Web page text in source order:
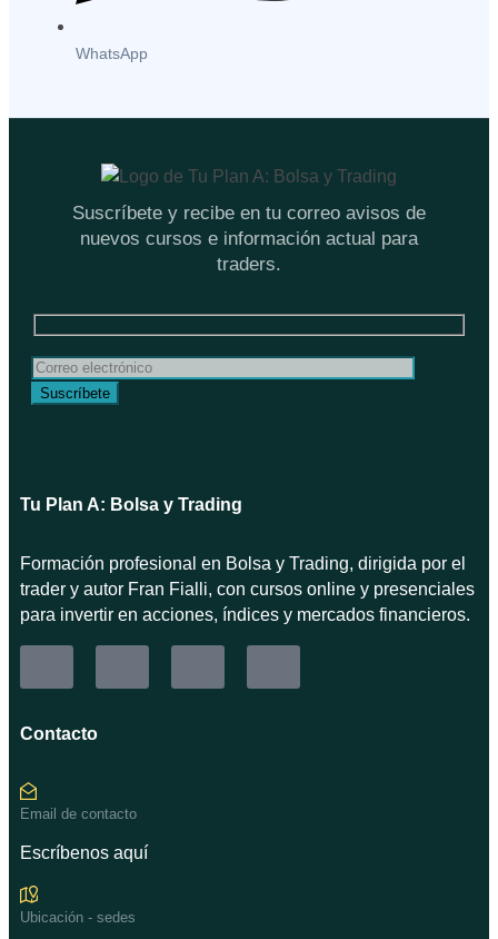
WhatsApp
Suscríbete y recibe en tu correo avisos de
nuevos cursos e información actual para
traders.
Tu Plan A: Bolsa y Trading
Formación profesional en Bolsa y Trading, dirigida por el
trader y autor Fran Fialli, con cursos online y presenciales
para invertir en acciones, índices y mercados financieros.
Contacto
Email de contacto
Escríbenos aquí
Ubicación - sedes